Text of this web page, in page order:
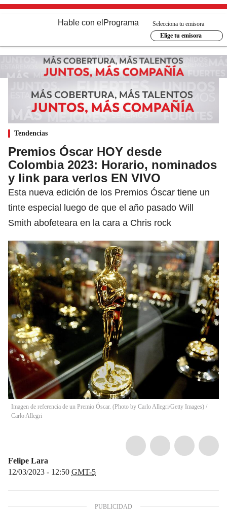
Hable con el Programa
Selecciona tu emisora
Elige tu emisora
Tendencias
Premios Óscar HOY desde
Colombia 2023: Horario, nominados
y link para verlos EN VIVO
Esta nueva edición de los Premios Óscar tiene un
tinte especial luego de que el año pasado Will
Smith abofeteara en la cara a Chris rock
Imagen de referencia de un Premio Óscar. (Photo by Carlo Allegri/Getty Images) /
Carlo Allegri
Felipe Lara
12/03/2023 - 12:50 GMT-5